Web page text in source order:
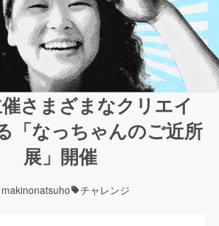
さまざまなクリエイ
「なっちゃんのご近所
展」開催
makinonatsuho チャレンジ